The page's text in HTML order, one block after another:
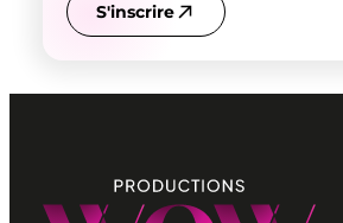
S'inscrire